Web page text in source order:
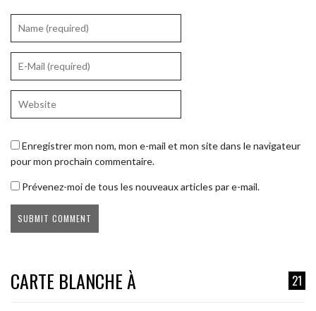
Enregistrer mon nom, mon e-mail et mon site dans le navigateur
pour mon prochain commentaire.
Prévenez-moi de tous les nouveaux articles par e-mail.
CARTE BLANCHE À 21